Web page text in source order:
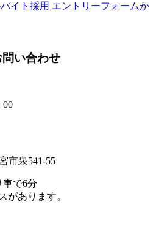
イト採用 エントリーフォームか
い合わせ
00
市泉541-55
車で6分
があります。